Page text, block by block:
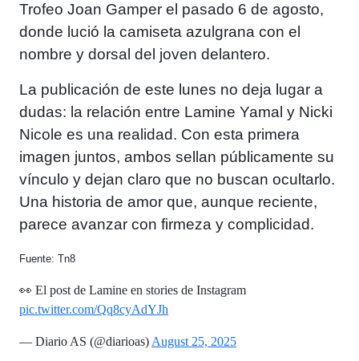
Trofeo Joan Gamper el pasado 6 de agosto,
donde lució la camiseta azulgrana con el
nombre y dorsal del joven delantero.
La publicación de este lunes no deja lugar a
dudas: la relación entre Lamine Yamal y Nicki
Nicole es una realidad. Con esta primera
imagen juntos, ambos sellan públicamente su
vínculo y dejan claro que no buscan ocultarlo.
Una historia de amor que, aunque reciente,
parece avanzar con firmeza y complicidad.
Fuente: Tn8
👀 El post de Lamine en stories de Instagram
pic.twitter.com/Qq8cyAdYJh
— Diario AS (@diarioas) August 25, 2025